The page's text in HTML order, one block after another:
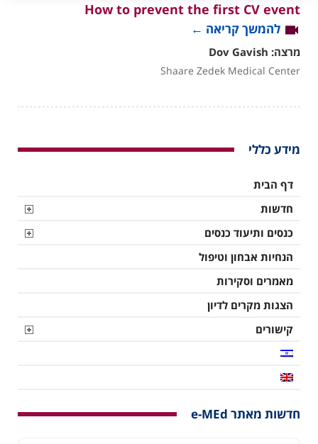
How to prevent the first CV event
להמשך קריאה ←
מרצה: Dov Gavish
Shaare Zedek Medical Center
מידע כללי
דף הבית
חדשות
כנסים ותיעוד כנסים
הנחיות אבחון וטיפול
מאמרים וסקירות
הצגות מקרים לדיון
קישורים
חדשות מאתר e-MEd